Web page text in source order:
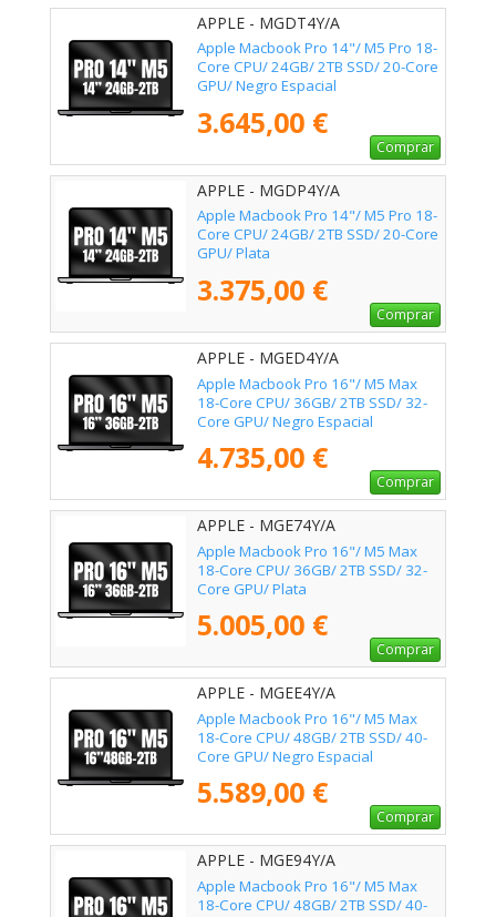
APPLE - MGDT4Y/A
Apple Macbook Pro 14"/ M5 Pro 18-
Core CPU/ 24GB/ 2TB SSD/ 20-Core
GPU/ Negro Espacial
3.645,00 €
Comprar
APPLE - MGDP4Y/A
Apple Macbook Pro 14"/ M5 Pro 18-
Core CPU/ 24GB/ 2TB SSD/ 20-Core
GPU/ Plata
3.375,00 €
Comprar
APPLE - MGED4Y/A
Apple Macbook Pro 16"/ M5 Max
18-Core CPU/ 36GB/ 2TB SSD/ 32-
Core GPU/ Negro Espacial
4.735,00 €
Comprar
APPLE - MGE74Y/A
Apple Macbook Pro 16"/ M5 Max
18-Core CPU/ 36GB/ 2TB SSD/ 32-
Core GPU/ Plata
5.005,00 €
Comprar
APPLE - MGEE4Y/A
Apple Macbook Pro 16"/ M5 Max
18-Core CPU/ 48GB/ 2TB SSD/ 40-
Core GPU/ Negro Espacial
5.589,00 €
Comprar
APPLE - MGE94Y/A
Apple Macbook Pro 16"/ M5 Max
18-Core CPU/ 48GB/ 2TB SSD/ 40-